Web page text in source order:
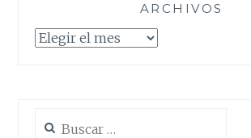
ARCHIVOS
Archivos